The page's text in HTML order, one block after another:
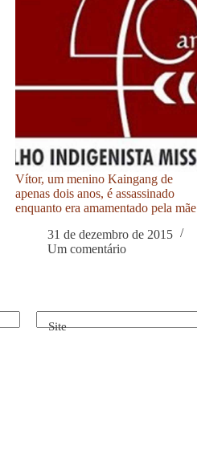
Vítor, um menino Kaingang de
apenas dois anos, é assassinado
enquanto era amamentado pela mãe
31 de dezembro de 2015
Um comentário
Site